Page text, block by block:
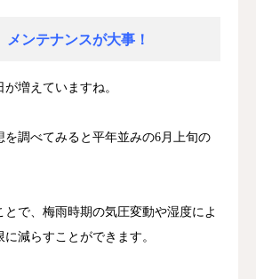
メンテナンスが大事！
増えていますね。
を調べてみると平年並みの6月上旬の
で、梅雨時期の気圧変動や湿度によ
減らすことができます。